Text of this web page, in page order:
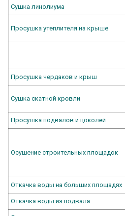
Сушка линолиума
Просушка утеплителя на крыше
Просушка чердаков и крыш
Сушка скатной кровли
Просушка подвалов и цоколей
Осушение строительных площадок
Откачка воды на больших площадях
Откачка воды из подвала